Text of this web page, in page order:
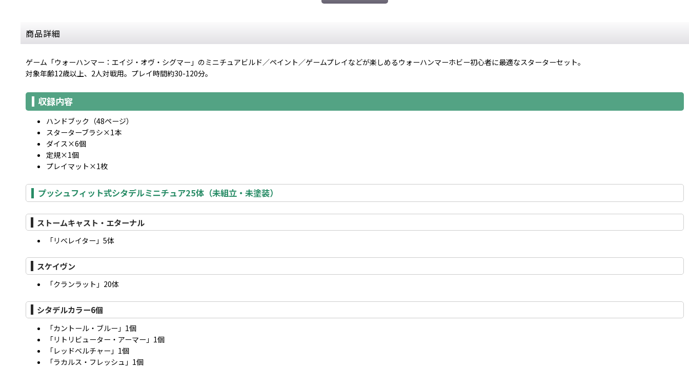
商品詳細
ゲーム「ウォーハンマー：エイジ・オヴ・シグマー」のミニチュアビルド／ペイント／ゲームプレイなどが楽しめるウォーハンマーホビー初心者に最適なスターターセット。
対象年齢12歳以上、2人対戦用。プレイ時間約30-120分。
収録内容
ハンドブック（48ページ）
スターターブラシ×1本
ダイス×6個
定規×1個
プレイマット×1枚
プッシュフィット式シタデルミニチュア25体（未組立・未塗装）
ストームキャスト・エターナル
「リベレイター」5体
スケイヴン
「クランラット」20体
シタデルカラー6個
「カントール・ブルー」1個
「リトリビューター・アーマー」1個
「レッドベルチャー」1個
「ラカルス・フレッシュ」1個